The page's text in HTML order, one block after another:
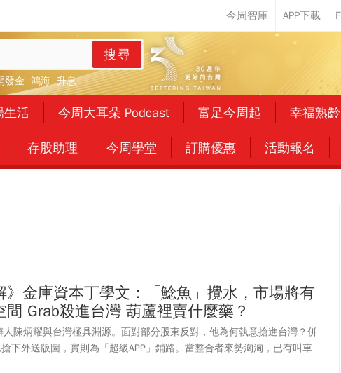
搜尋
發金 鴻海 升息
生活 今周大耳朵 Podcast 富足今周起 幸福熟齡
存股助理 今周學堂 訂購優惠 活動報名
》金庫資本丁學文：「鯰魚」攪水，市場將有
間 Grab殺進台灣 葫蘆裡賣什麼藥？
人陳炳耀與台灣極具淵源。面對部分股東反對，他為何執意搶進台灣？併
下外送版圖，實則為「超級APP」鋪路。當整合者來勢洶洶，已有叫車